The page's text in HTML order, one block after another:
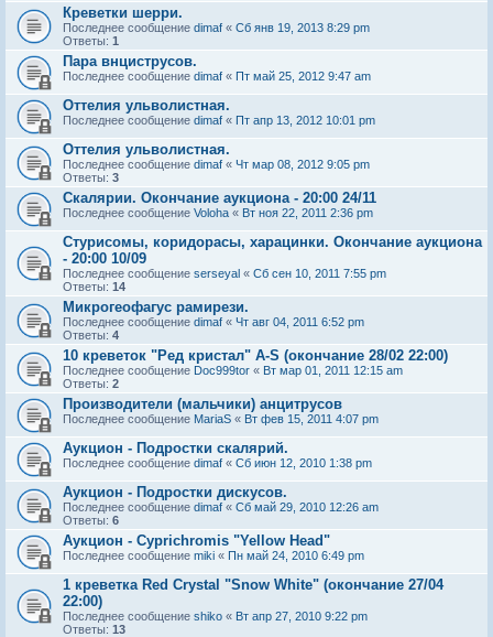
Креветки шерри.
Последнее сообщение dimaf « Сб янв 19, 2013 8:29 pm
Ответы: 1
Пара внциструсов.
Последнее сообщение dimaf « Пт май 25, 2012 9:47 am
Оттелия ульволистная.
Последнее сообщение dimaf « Пт апр 13, 2012 10:01 pm
Оттелия ульволистная.
Последнее сообщение dimaf « Чт мар 08, 2012 9:05 pm
Ответы: 3
Скалярии. Окончание аукциона - 20:00 24/11
Последнее сообщение Voloha « Вт ноя 22, 2011 2:36 pm
Стурисомы, коридорасы, харацинки. Окончание аукциона
- 20:00 10/09
Последнее сообщение serseyal « Сб сен 10, 2011 7:55 pm
Ответы: 14
Микрогеофагус рамирези.
Последнее сообщение dimaf « Чт авг 04, 2011 6:52 pm
Ответы: 4
10 креветок "Ред кристал" A-S (окончание 28/02 22:00)
Последнее сообщение Doc999tor « Вт мар 01, 2011 12:15 am
Ответы: 2
Производители (мальчики) анцитрусов
Последнее сообщение MariaS « Вт фев 15, 2011 4:07 pm
Аукцион - Подростки скалярий.
Последнее сообщение dimaf « Сб июн 12, 2010 1:38 pm
Аукцион - Подростки дискусов.
Последнее сообщение dimaf « Сб май 29, 2010 12:26 am
Ответы: 6
Аукцион - Cyprichromis "Yellow Head"
Последнее сообщение miki « Пн май 24, 2010 6:49 pm
1 креветка Red Crystal "Snow White" (окончание 27/04
22:00)
Последнее сообщение shiko « Вт апр 27, 2010 9:22 pm
Ответы: 13